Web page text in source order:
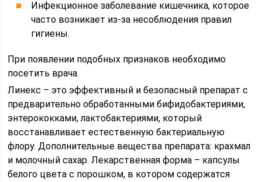
Инфекционное заболевание кишечника, которое
часто возникает из-за несоблюдения правил
гигиены.
При появлении подобных признаков необходимо
посетить врача.
Линекс – это эффективный и безопасный препарат с
предварительно обработанными бифидобактериями,
энтерококками, лактобактериями, который
восстанавливает естественную бактериальную
флору. Дополнительные вещества препарата: крахмал
и молочный сахар. Лекарственная форма – капсулы
белого цвета с порошком, в котором содержатся